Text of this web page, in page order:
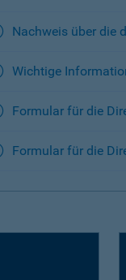
Nachweis über die
Wichtige
Formular für die
Formular für die